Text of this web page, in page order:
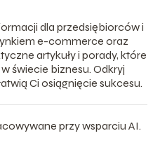
dla przedsiębiorców i
e-commerce oraz
artykuły i porady, które
świecie biznesu. Odkryj
Ci osiągnięcie sukcesu.
przy wsparciu AI.